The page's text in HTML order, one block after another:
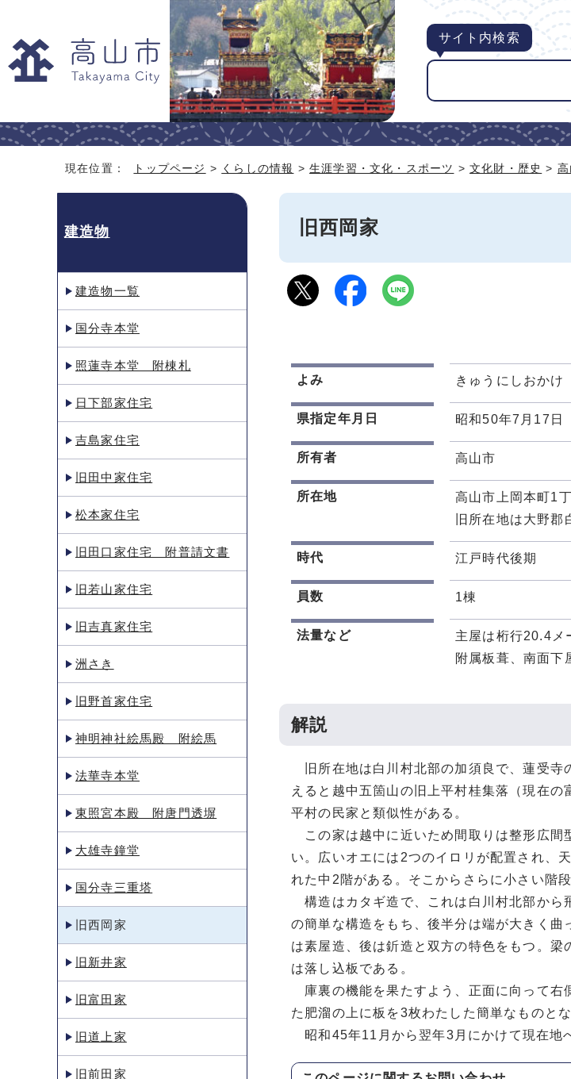
サイト内検索
現在位置： トップページ > くらしの情報 >生涯学習・文化・スポーツ >文化財・歴史 >
旧西岡家
よみ きゅうにしおかけ
県指定年月日 昭和50年7月17日
所有者 高山市
所在地
高山市上岡本町1
旧所在地は大野郡
時代 江戸時代後期
員数 1棟
法量など
主屋は桁行20.4メ
附属板葺、南面下
解説
旧所在地は白川村北部の加須良で、蓮受寺
えると越中五箇山の旧上平村桂集落（現在
平村の民家と類似性がある。
この家は越中に近いため間取りは整形広間
い。広いオエには2つのイロリが配置され、
れた中2階がある。そこからさらに小さい階
構造はカタギ造で、これは白川村北部から
の簡単な構造をもち、後半分は端が大きく
は素屋造、後は釿造と双方の特色をもつ。
は落し込板である。
庫裏の機能を果たすよう、正面に向って右
た肥溜の上に板を3枚わたした簡単なものとな
昭和45年11月から翌年3月にかけて現在地
建造物
建造物一覧
国分寺本堂
照蓮寺本堂 附棟札
日下部家住宅
吉島家住宅
旧田中家住宅
松本家住宅
旧田口家住宅 附普請文書
旧若山家住宅
旧吉真家住宅
洲さき
旧野首家住宅
神明神社絵馬殿 附絵馬
法華寺本堂
東照宮本殿 附唐門透塀
大雄寺鐘堂
国分寺三重塔
旧西岡家
旧新井家
旧富田家
旧道上家
旧前田家